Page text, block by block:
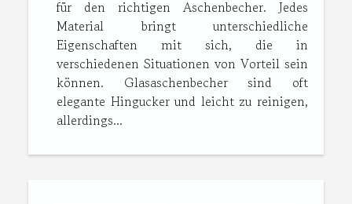
für den richtigen Aschenbecher. Jedes
Material bringt unterschiedliche
Eigenschaften mit sich, die in
verschiedenen Situationen von Vorteil sein
können. Glasaschenbecher sind oft
elegante Hingucker und leicht zu reinigen,
allerdings...